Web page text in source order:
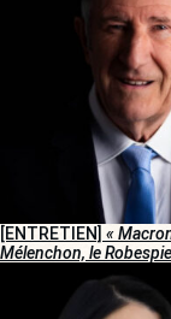
[ENTRETIEN] «
Mélenchon, le